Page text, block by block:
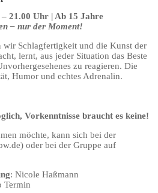
21.00 Uhr | Ab 15 Jahre
– nur der Moment!
Schlagfertigkeit und die Kunst der
lernt, aus jeder Situation das Beste
zu reagieren. Die
Humor und echtes Adrenalin.
Vorkenntnisse braucht es keine!
möchte, kann sich bei der
oder bei der Gruppe auf
: Nicole Haßmann
Termin